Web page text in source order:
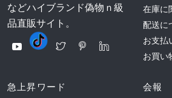
などハイブランド偽物ｎ級
品直販サイト。
在庫に
配送に
お支払
お買い
急上昇ワード 会報